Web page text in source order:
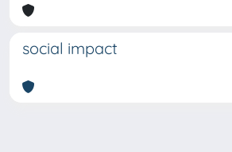
social impact